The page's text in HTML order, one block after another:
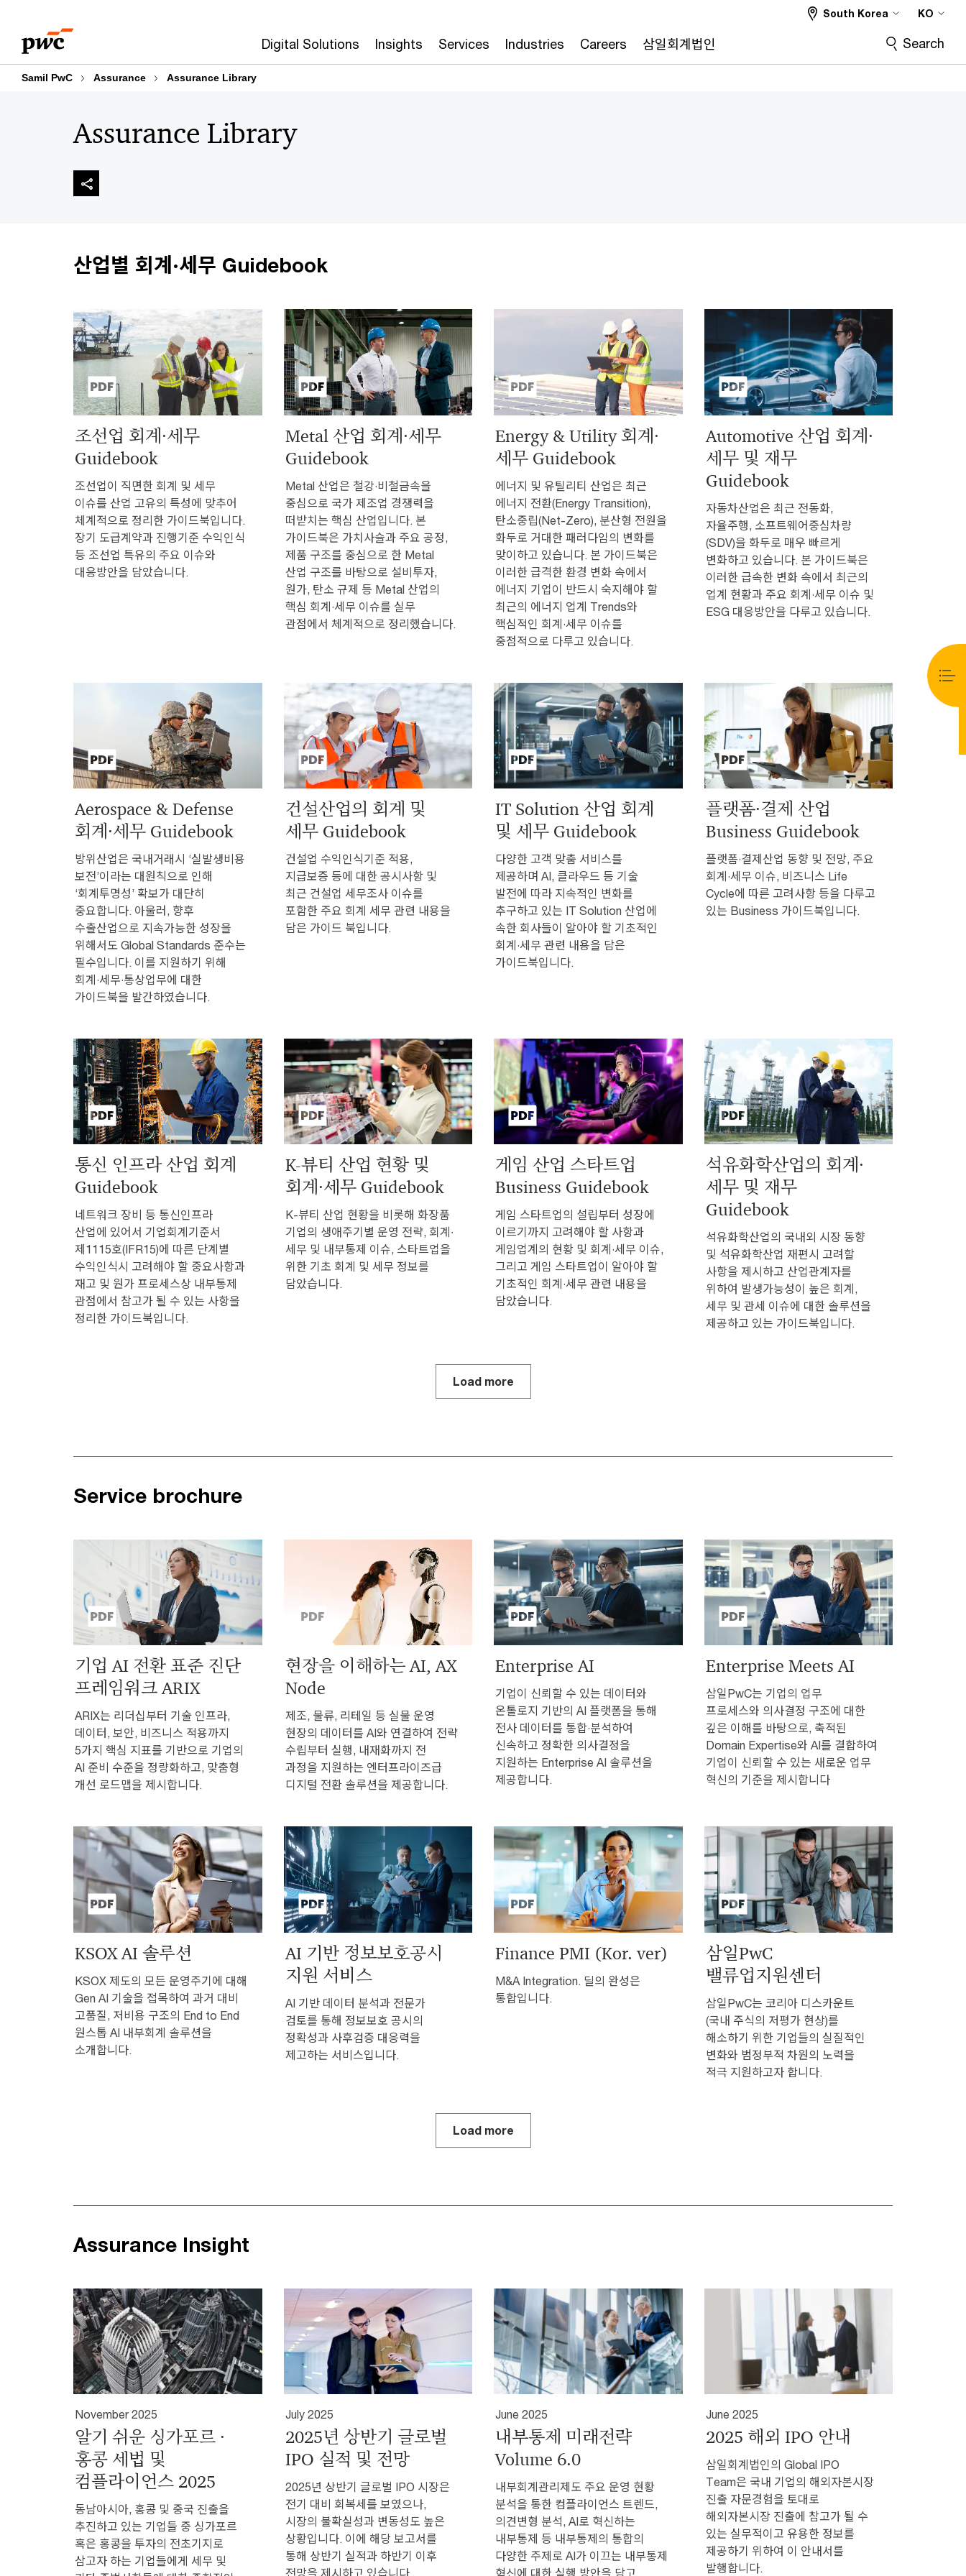
content
footer
Digital Solutions Insights Services Industries Careers 삼일회계법인
South Korea KO
Search
Samil PwC Assurance Assurance Library
Assurance Library
산업별 회계·세무 Guidebook
조선업 회계·세무
Guidebook
조선업이 직면한 회계 및 세무
이슈를 산업 고유의 특성에 맞추어
체계적으로 정리한 가이드북입니다.
장기 도급계약과 진행기준 수익인식
등 조선업 특유의 주요 이슈와
대응방안을 담았습니다.
Metal 산업 회계·세무
Guidebook
Metal 산업은 철강·비철금속을
중심으로 국가 제조업 경쟁력을
떠받치는 핵심 산업입니다. 본
가이드북은 가치사슬과 주요 공정,
제품 구조를 중심으로 한 Metal
산업 구조를 바탕으로 설비투자,
원가, 탄소 규제 등 Metal 산업의
핵심 회계·세무 이슈를 실무
관점에서 체계적으로 정리했습니다.
Energy & Utility 회계·
세무 Guidebook
에너지 및 유틸리티 산업은 최근
에너지 전환(Energy Transition),
탄소중립(Net-Zero), 분산형 전원을
화두로 거대한 패러다임의 변화를
맞이하고 있습니다. 본 가이드북은
이러한 급격한 환경 변화 속에서
에너지 기업이 반드시 숙지해야 할
최근의 에너지 업계 Trends와
핵심적인 회계·세무 이슈를
중점적으로 다루고 있습니다.
Automotive 산업 회계·
세무 및 재무
Guidebook
자동차산업은 최근 전동화,
자율주행, 소프트웨어중심차량
(SDV)을 화두로 매우 빠르게
변화하고 있습니다. 본 가이드북은
이러한 급속한 변화 속에서 최근의
업계 현황과 주요 회계·세무 이슈 및
ESG 대응방안을 다루고 있습니다.
Aerospace & Defense
회계·세무 Guidebook
방위산업은 국내거래시 ‘실발생비용
보전’이라는 대원칙으로 인해
‘회계투명성’ 확보가 대단히
중요합니다. 아울러, 향후
수출산업으로 지속가능한 성장을
위해서도 Global Standards 준수는
필수입니다. 이를 지원하기 위해
회계·세무·통상업무에 대한
가이드북을 발간하였습니다.
건설산업의 회계 및
세무 Guidebook
건설업 수익인식기준 적용,
지급보증 등에 대한 공시사항 및
최근 건설업 세무조사 이슈를
포함한 주요 회계 세무 관련 내용을
담은 가이드 북입니다.
IT Solution 산업 회계
및 세무 Guidebook
다양한 고객 맞춤 서비스를
제공하며 AI, 클라우드 등 기술
발전에 따라 지속적인 변화를
추구하고 있는 IT Solution 산업에
속한 회사들이 알아야 할 기초적인
회계·세무 관련 내용을 담은
가이드북입니다.
플랫폼·결제 산업
Business Guidebook
플랫폼·결제산업 동향 및 전망, 주요
회계·세무 이슈, 비즈니스 Life
Cycle에 따른 고려사항 등을 다루고
있는 Business 가이드북입니다.
통신 인프라 산업 회계
Guidebook
네트워크 장비 등 통신인프라
산업에 있어서 기업회계기준서
제1115호(IFR15)에 따른 단계별
수익인식시 고려해야 할 중요사항과
재고 및 원가 프로세스상 내부통제
관점에서 참고가 될 수 있는 사항을
정리한 가이드북입니다.
K-뷰티 산업 현황 및
회계·세무 Guidebook
K-뷰티 산업 현황을 비롯해 화장품
기업의 생애주기별 운영 전략, 회계∙
세무 및 내부통제 이슈, 스타트업을
위한 기초 회계 및 세무 정보를
담았습니다.
게임 산업 스타트업
Business Guidebook
게임 스타트업의 설립부터 성장에
이르기까지 고려해야 할 사항과
게임업계의 현황 및 회계·세무 이슈,
그리고 게임 스타트업이 알아야 할
기초적인 회계·세무 관련 내용을
담았습니다.
석유화학산업의 회계·
세무 및 재무
Guidebook
석유화학산업의 국내외 시장 동향
및 석유화학산업 재편시 고려할
사항을 제시하고 산업관계자를
위하여 발생가능성이 높은 회계,
세무 및 관세 이슈에 대한 솔루션을
제공하고 있는 가이드북입니다.
Load more
Service brochure
기업 AI 전환 표준 진단
프레임워크 ARIX
ARIX는 리더십부터 기술 인프라,
데이터, 보안, 비즈니스 적용까지
5가지 핵심 지표를 기반으로 기업의
AI 준비 수준을 정량화하고, 맞춤형
개선 로드맵을 제시합니다.
현장을 이해하는 AI, AX
Node
제조, 물류, 리테일 등 실물 운영
현장의 데이터를 AI와 연결하여 전략
수립부터 실행, 내재화까지 전
과정을 지원하는 엔터프라이즈급
디지털 전환 솔루션을 제공합니다.
Enterprise AI
기업이 신뢰할 수 있는 데이터와
온톨로지 기반의 AI 플랫폼을 통해
전사 데이터를 통합·분석하여
신속하고 정확한 의사결정을
지원하는 Enterprise AI 솔루션을
제공합니다.
Enterprise Meets AI
삼일PwC는 기업의 업무
프로세스와 의사결정 구조에 대한
깊은 이해를 바탕으로, 축적된
Domain Expertise와 AI를 결합하여
기업이 신뢰할 수 있는 새로운 업무
혁신의 기준을 제시합니다
KSOX AI 솔루션
KSOX 제도의 모든 운영주기에 대해
Gen AI 기술을 접목하여 과거 대비
고품질, 저비용 구조의 End to End
원스톱 AI 내부회계 솔루션을
소개합니다.
AI 기반 정보보호공시
지원 서비스
AI 기반 데이터 분석과 전문가
검토를 통해 정보보호 공시의
정확성과 사후검증 대응력을
제고하는 서비스입니다.
Finance PMI (Kor. ver)
M&A Integration. 딜의 완성은
통합입니다.
삼일PwC
밸류업지원센터
삼일PwC는 코리아 디스카운트
(국내 주식의 저평가 현상)를
해소하기 위한 기업들의 실질적인
변화와 범정부적 차원의 노력을
적극 지원하고자 합니다.
Load more
Assurance Insight
November 2025
알기 쉬운 싱가포르 ·
홍콩 세법 및
컴플라이언스 2025
동남아시아, 홍콩 및 중국 진출을
추진하고 있는 기업들 중 싱가포르
혹은 홍콩을 투자의 전초기지로
삼고자 하는 기업들에게 세무 및
July 2025
2025년 상반기 글로벌
IPO 실적 및 전망
2025년 상반기 글로벌 IPO 시장은
전기 대비 회복세를 보였으나,
시장의 불확실성과 변동성도 높은
상황입니다. 이에 해당 보고서를
통해 상반기 실적과 하반기 이후
전망을 제시하고 있습니다.
June 2025
내부통제 미래전략
Volume 6.0
내부회계관리제도 주요 운영 현황
분석을 통한 컴플라이언스 트렌드,
의견변형 분석, AI로 혁신하는
내부통제 등 내부통제의 통합의
다양한 주제로 AI가 이끄는 내부통제
혁신에 대한 실행 방안을 담고
June 2025
2025 해외 IPO 안내
삼일회계법인의 Global IPO
Team은 국내 기업의 해외자본시장
진출 자문경험을 토대로
해외자본시장 진출에 참고가 될 수
있는 실무적이고 유용한 정보를
제공하기 위하여 이 안내서를
발행합니다.